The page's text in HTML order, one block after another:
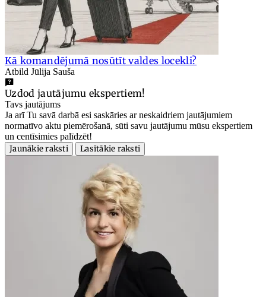
Kā komandējumā nosūtīt valdes locekli?
Atbild Jūlija Sauša
Uzdod jautājumu ekspertiem!
Tavs jautājums
Ja arī Tu savā darbā esi saskāries ar neskaidriem jautājumiem
normatīvo aktu piemērošanā, sūti savu jautājumu mūsu ekspertiem
un centīsimies palīdzēt!
Jaunākie raksti
Lasītākie raksti